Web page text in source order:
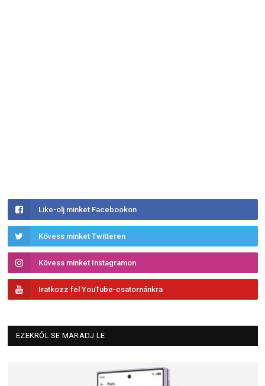
Like-olj minket Facebookon
Kövess minket Twitteren
Kövess minket Instagramon
Iratkozz fel YouTube-csatornánkra
EZEKRŐL SE MARADJ LE